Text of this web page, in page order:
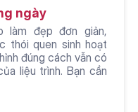
ngày
làm đẹp đơn giản,
thói quen sinh hoạt
đúng cách vẫn có
liệu trình. Bạn cần